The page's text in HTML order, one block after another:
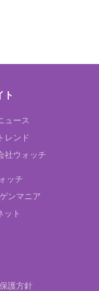
ト
ュース
レンド
社ウォッチ
ッチ
ンマニア
ット
護方針